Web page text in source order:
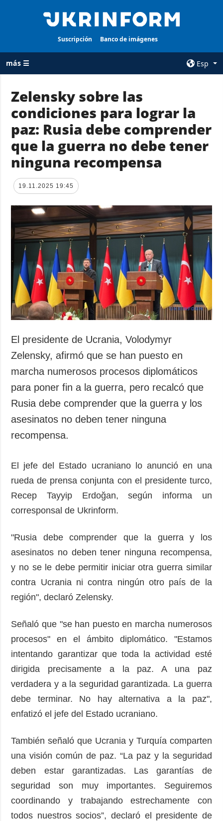
Suscripción Banco de imágenes
más ☰
Esp
TODAS LAS
CATEGORÍAS
Guerra
Reconstrucción
de Ucrania
Política
Economía
Defensa
Sociedad y
Cultura
Deportes
Crimen
Desastres y
emergencias
AGENCIA
sobre la agencia
contacto
condiciones de
suscripción
privacidad y
protección de
datos personales
ADICIONAL
Podcasts
Publicaciones
Entrevistas
Video
Releases
SERVICIOS
Suscripción
Banco de
imágenes
Zelensky sobre las
condiciones para lograr la
paz: Rusia debe comprender
que la guerra no debe tener
ninguna recompensa
19.11.2025 19:45
El presidente de Ucrania, Volodymyr
Zelensky, afirmó que se han puesto en
marcha numerosos procesos diplomáticos
para poner fin a la guerra, pero recalcó que
Rusia debe comprender que la guerra y los
asesinatos no deben tener ninguna
recompensa.
El jefe del Estado ucraniano lo anunció en una
rueda de prensa conjunta con el presidente turco,
Recep Tayyip Erdoğan, según informa un
corresponsal de Ukrinform.
"Rusia debe comprender que la guerra y los
asesinatos no deben tener ninguna recompensa,
y no se le debe permitir iniciar otra guerra similar
contra Ucrania ni contra ningún otro país de la
región", declaró Zelensky.
Señaló que "se han puesto en marcha numerosos
procesos" en el ámbito diplomático. "Estamos
intentando garantizar que toda la actividad esté
dirigida precisamente a la paz. A una paz
verdadera y a la seguridad garantizada. La guerra
debe terminar. No hay alternativa a la paz",
enfatizó el jefe del Estado ucraniano.
También señaló que Ucrania y Turquía comparten
una visión común de paz. “La paz y la seguridad
deben estar garantizadas. Las garantías de
seguridad son muy importantes. Seguiremos
coordinando y trabajando estrechamente con
todos nuestros socios”, declaró el presidente de